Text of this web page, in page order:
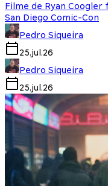
Filme de Ryan Coogler
San Diego Comic-Con
Pedro Siqueira
25.jul.26
Pedro Siqueira
25.jul.26